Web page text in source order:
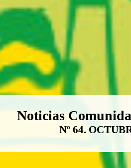
Boletín Noticias
Noticias
Nº 64.